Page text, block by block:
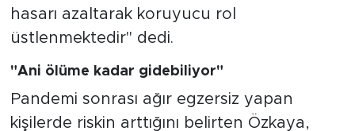
hasarı azaltarak koruyucu rol
üstlenmektedir" dedi.
"Ani ölüme kadar gidebiliyor"
Pandemi sonrası ağır egzersiz yapan
kişilerde riskin arttığını belirten Özkaya,